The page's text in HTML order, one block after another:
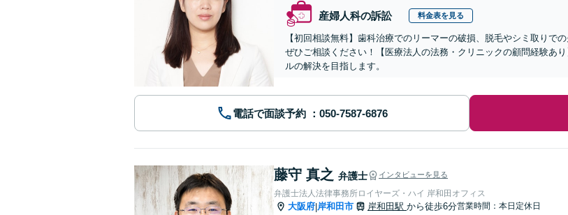
産婦人科の訴訟 料金表を見る
【初回相談無料】歯科治療でのリーマーの破損、脱毛やシミ取りで
ぜひご相談ください！【医療法人の法務・クリニックの顧問経験あ
ルの解決を目指します。
電話で面談予約
藤守 真之 弁護士 インタビューを見る
弁護士法人法律事務所ロイヤーズ・ハイ 岸和田オフィス
大阪府|岸和田市 岸和田駅 から徒歩6分営業時間：本日定休日